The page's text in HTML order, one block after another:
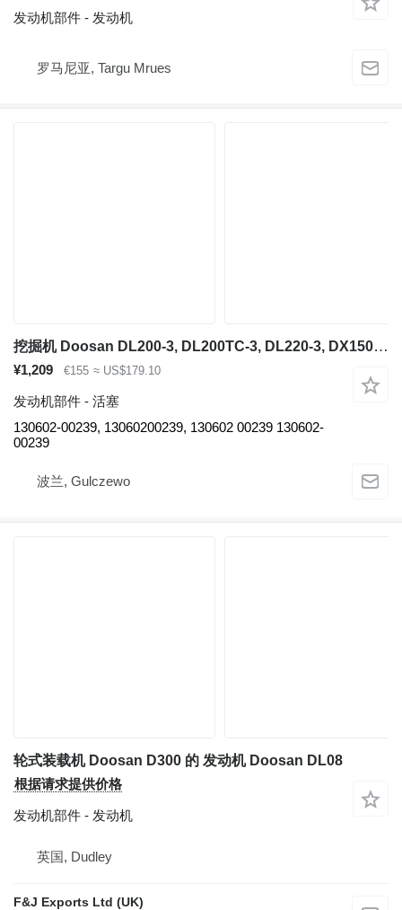
发动机部件 - 发动机
罗马尼亚, Targu Mrues
挖掘机 Doosan DL200-3, DL200TC-3, DL220-3, DX150W 的 活塞 Doosan 130602-00239
¥1,209 €155 ≈ US$179.10
发动机部件 - 活塞
130602-00239, 13060200239, 130602 00239 130602-
00239
波兰, Gulczewo
轮式装载机 Doosan D300 的 发动机 Doosan DL08
根据请求提供价格
发动机部件 - 发动机
英国, Dudley
F&J Exports Ltd (UK)